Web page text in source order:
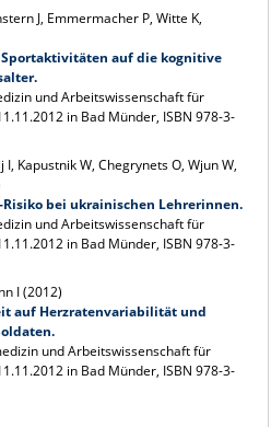
J, Emmermacher P, Witte K,
auf die kognitive
und Arbeitswissenschaft für
in Bad Münder, ISBN 978-3-
Kapustnik W, Chegrynets O, Wjun W,
bei ukrainischen Lehrerinnen.
und Arbeitswissenschaft für
in Bad Münder, ISBN 978-3-
I (2012)
auf Herzratenvariabilität und
und Arbeitswissenschaft für
in Bad Münder, ISBN 978-3-